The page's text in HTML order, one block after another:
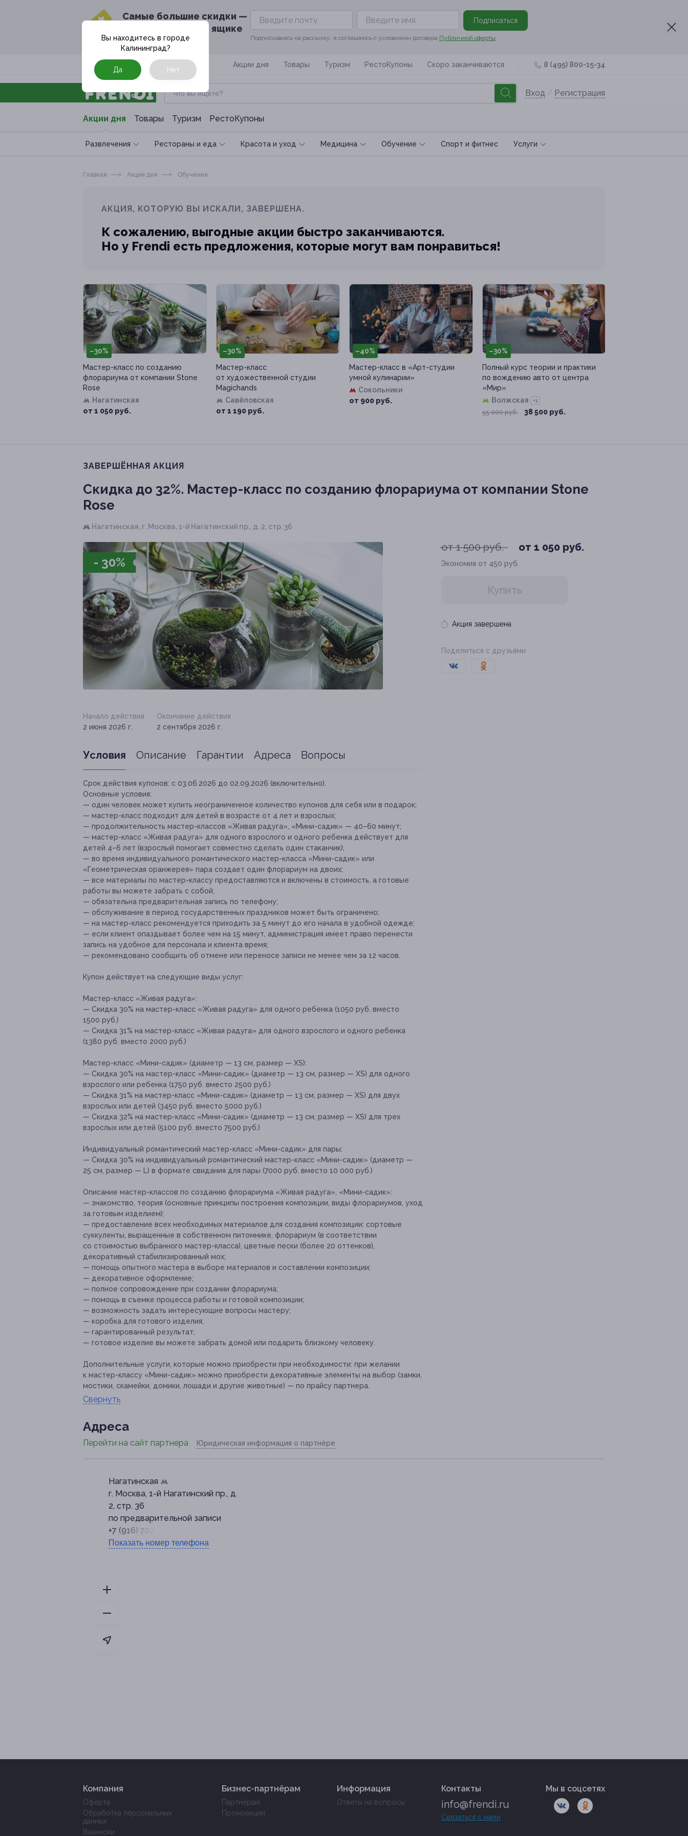
Cамые большие скидки —
в твоём почтовом ящике
Подписаться
Подписываясь на рассылку, я соглашаюсь с условиями договора Публичной оферты
Москва Акции дня Товары Туризм РестоКупоны Скоро заканчиваются 8 (495) 800-15-34
Вход / Регистрация
Акции дня Товары Туризм РестоКупоны
Развлечения Рестораны и еда Красота и уход Медицина Обучение Спoрт и фитнес Услуги
Вы находитесь в городе
Калининград?
Да Нет
Главная Акции дня Обучение
АКЦИЯ, КОТОРУЮ ВЫ ИСКАЛИ, ЗАВЕРШЕНА.
К сожалению, выгодные акции быстро заканчиваются.
Но у Frendi есть предложения, которые могут вам понравиться!
–30%
Мастер-класс по созданию
флорариума от компании Stone
Rose
Нагатинская
от 1 050 руб.
–30%
Мастер-класс
от художественной студии
Magichands
Савёловская
от 1 190 руб.
–40%
Мастер-класс в «Арт-студии
умной кулинарии»
Сокольники
от 900 руб.
–30%
Полный курс теории и практики
по вождению авто от центра
«Мир»
Волжская
+1
55 000 руб. 38 500 руб.
ЗАВЕРШЁННАЯ АКЦИЯ
Скидка до 32%. Мастер-класс по созданию флорариума от компании Stone
Rose
Нагатинская, г. Москва, 1-й Нагатинский пр., д. 2, стр. 36
- 30%
от 1 500 руб. от 1 050 руб.
Экономия от 450 руб.
Купить
Акция завершена
Поделиться с друзьями
Начало действия
2 июня 2026 г.
Окончание действия
2 сентября 2026 г.
Условия Описание Гарантии Адреса Вопросы
Срок действия купонов: с 03.06.2026 до 02.09.2026 (включительно).
Основные условия:
— один человек может купить неограниченное количество купонов для себя или в подарок;
— мастер-класс подходит для детей в возрасте от 4 лет и взрослых;
— продолжительность мастер-классов «Живая радуга», «Мини-садик» — 40–60 минут;
— мастер-класс «Живая радуга» для одного взрослого и одного ребенка действует для
детей 4–6 лет (взрослый помогает совместно сделать один стаканчик);
— во время индивидуального романтического мастер-класса «Мини-садик» или
«Геометрическая оранжерея» пара создает один флорариум на двоих;
— все материалы по мастер-классу предоставляются и включены в стоимость, а готовые
работы вы можете забрать с собой;
— обязательна предварительная запись по телефону;
— обслуживание в период государственных праздников может быть ограничено;
— на мастер-класс рекомендуется приходить за 5 минут до его начала в удобной одежде;
— если клиент опаздывает более чем на 15 минут, администрация имеет право перенести
запись на удобное для персонала и клиента время;
— рекомендовано сообщить об отмене или переносе записи не менее чем за 12 часов.
Купон действует на следующие виды услуг:
Мастер-класс «Живая радуга»:
— Скидка 30% на мастер-класс «Живая радуга» для одного ребенка (1050 руб. вместо
1500 руб.)
— Скидка 31% на мастер-класс «Живая радуга» для одного взрослого и одного ребенка
(1380 руб. вместо 2000 руб.)
Мастер-класс «Мини-садик» (диаметр — 13 см, размер — XS):
— Скидка 30% на мастер-класс «Мини-садик» (диаметр — 13 см, размер — XS) для одного
взрослого или ребенка (1750 руб. вместо 2500 руб.)
— Скидка 31% на мастер-класс «Мини-садик» (диаметр — 13 см, размер — XS) для двух
взрослых или детей (3450 руб. вместо 5000 руб.)
— Скидка 32% на мастер-класс «Мини-садик» (диаметр — 13 см, размер — XS) для трех
взрослых или детей (5100 руб. вместо 7500 руб.)
Индивидуальный романтический мастер-класс «Мини-садик» для пары:
— Скидка 30% на индивидуальный романтический мастер-класс «Мини-садик» (диаметр —
25 см, размер — L) в формате свидания для пары (7000 руб. вместо 10 000 руб.)
Описание мастер-классов по созданию флорариума «Живая радуга», «Мини-садик»:
— знакомство, теория (основные принципы построения композиции, виды флорариумов, уход
за готовым изделием);
— предоставление всех необходимых материалов для создания композиции: сортовые
суккуленты, выращенные в собственном питомнике, флорариум (в соответствии
со стоимостью выбранного мастер-класса), цветные пески (более 20 оттенков),
декоративный стабилизированный мох;
— помощь опытного мастера в выборе материалов и составлении композиции;
— декоративное оформление;
— полное сопровождение при создании флорариума;
— помощь в съемке процесса работы и готовой композиции;
— возможность задать интересующие вопросы мастеру;
— коробка для готового изделия;
— гарантированный результат;
— готовое изделие вы можете забрать домой или подарить близкому человеку.
Дополнительные услуги, которые можно приобрести при необходимости: при желании
к мастер-классу «Мини-садик» можно приобрести декоративные элементы на выбор (замки,
мостики, скамейки, домики, лошади и другие животные) — по прайсу партнера.
Свернуть
Адресa
Перейти на сайт партнера Юридическая информация о партнёре
Нагатинская
г. Москва, 1-й Нагатинский пр., д.
2, стр. 36
по предварительной записи
+7 (916) 707-27-49
Показать номер телефона
Компания
Оферта
Обработка персональных
данных
Вакансии
Бизнес-партнёрам
Партнёрам
Промоакции
Информация
Ответы на вопросы
Контакты
info@frendi.ru
Связаться с нами
Мы в соцсетях